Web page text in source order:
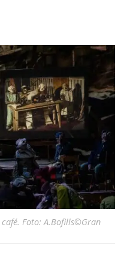
Foto: A.Bofills©Gran